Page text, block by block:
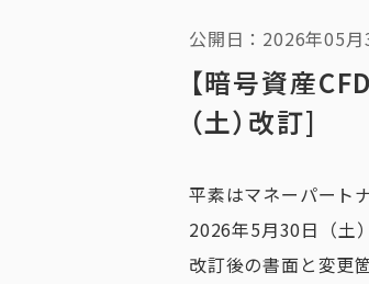
公開日：2026年05月
【暗号資産
（土）改訂]
平素はマネーパート
2026年5月30日（土
改訂後の書面と変更